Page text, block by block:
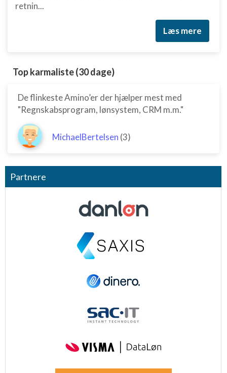
retnin...
Læs mere
Top karmaliste (30 dage)
De flinkeste Amino’er der hjælper mest med
"Regnskabsprogram, lønsystem, CRM m.m."
MichaelBertelsen (3)
Partnere